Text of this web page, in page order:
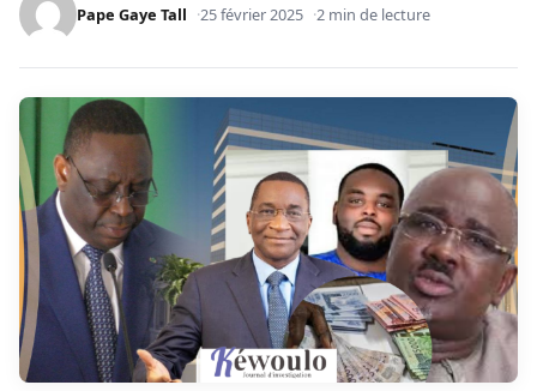
Pape Gaye Tall 25 février 2025 2 min de lecture